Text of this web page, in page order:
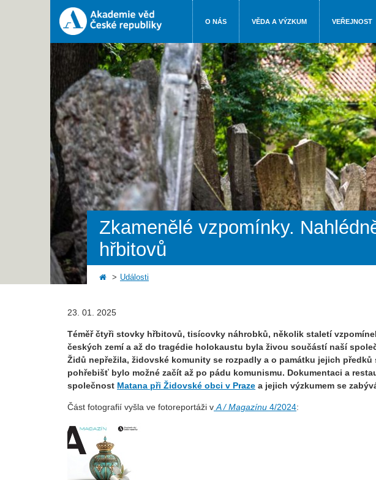
O NÁS VĚDA A VÝZKUM VEŘEJNOST
Zkamenělé vzpomínky.
hřbitovů
Události
23. 01. 2025
Téměř čtyři stovky hřbitovů, tisícovky náhrobků, několik staletí
českých zemí a až do tragédie holokaustu byla živou součástí naší
Židů nepřežila, židovské komunity se rozpadly a o památku jejich
pohřebišť bylo možné začít až po pádu komunismu. Dokumentaci a
společnost Matana při Židovské obci v Praze a jejich výzkumem se
Část fotografií vyšla ve fotoreportáži vA / Magazínu 4/2024: